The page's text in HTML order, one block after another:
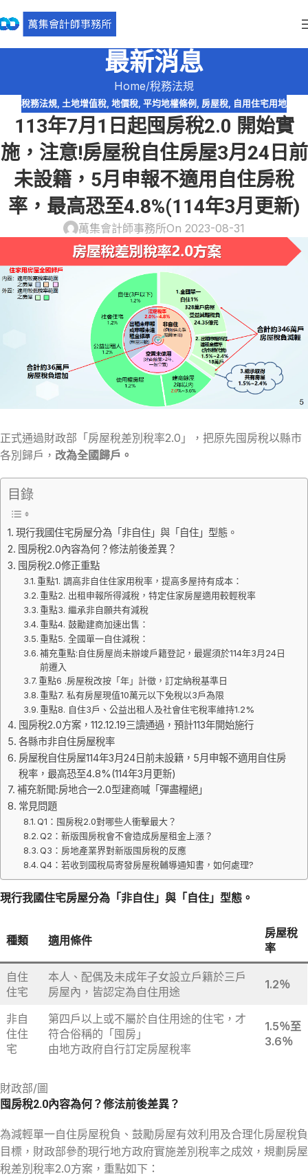
最新消息
Home 稅務法規
稅務法規, 土地增值稅, 地價稅, 平均地權條例 , 房屋稅, 自用住宅用地
113年7月1日起囤房稅2.0 開始實
施，注意!房屋稅自住房屋3月24日前
未設籍，5月申報不適用自住房稅
率，最高恐至4.8%(114年3月更新)
萬集會計師事務所On 2023-08-31
正式通過財政部「房屋稅差別稅率2.0」，把原先囤房稅以縣市
各別歸戶， 改為全國歸戶。
目錄
現行我國住宅房屋分為「非自住」與「自住」型態。
囤房稅2.0內容為何？修法前後差異？
囤房稅2.0修正重點
重點1. 調高非自住住家用稅率，提高多屋持有成本：
重點2. 出租申報所得減稅，特定住家房屋適用較輕稅率
重點3. 繼承非自願共有減稅
重點4. 鼓勵建商加速出售：
重點5. 全國單一自住減稅：
補充重點:自住房屋尚未辦竣戶籍登記，最遲須於114年3月24日
前遷入
重點6 .房屋稅改按「年」計徵，訂定納稅基準日
重點7. 私有房屋現值10萬元以下免稅以3戶為限
重點8. 自住3戶、公益出租人及社會住宅稅率維持1.2%
囤房稅2.0方案，112.12.19三讀通過，預計113年開始施行
各縣市非自住房屋稅率
房屋稅自住房屋114年3月24日前未設籍，5月申報不適用自住房
稅率，最高恐至4.8%(114年3月更新)
補充新聞:房地合一2.0型建商喊「彈盡糧絕」
常見問題
Q1：囤房稅2.0對哪些人衝擊最大？
Q2：新版囤房稅會不會造成房屋租金上漲？
Q3：房地產業界對新版囤房稅的反應
Q4：若收到國稅局寄發房屋稅輔導通知書，如何處理?
現行我國住宅房屋分為「非自住」與「自住」型態。
種類 適用條件
房屋稅
率
自住
住宅
本人、配偶及未成年子女設立戶籍於三戶
房屋內，皆認定為自住用途
1.2％
非自
住住
宅
第四戶以上或不屬於自住用途的住宅，才
符合俗稱的「囤房」
由地方政府自行訂定房屋稅率
1.5％至
3.6％
財政部/圖
囤房稅2.0內容為何？修法前後差異？
為減輕單一自住房屋稅負、鼓勵房屋有效利用及合理化房屋稅負
目標，財政部參酌現行地方政府實施差別稅率之成效，規劃房屋
稅差別稅率2.0方案，重點如下：